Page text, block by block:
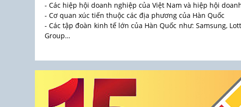
- Các hiệp hội doanh nghiệp của Việt Nam và hiệp hội
- Cơ quan xúc tiến thuộc các địa phương của Hàn Quốc
- Các tập đoàn kinh tế lớn của Hàn Quốc như: Samsung,
Group…